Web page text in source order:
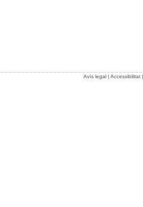
Avís legal| Accessibilitat